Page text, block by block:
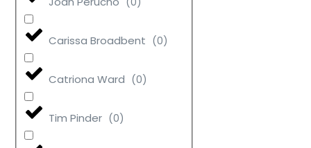
Carissa Broadbent (0)
Catriona Ward (0)
Tim Pinder (0)